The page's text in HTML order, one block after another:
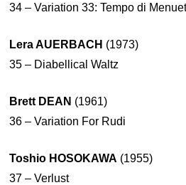
34 – Variation 33: Tempo di
Lera AUERBACH (1973)
35 – Diabellical Waltz
Brett DEAN (1961)
36 – Variation For Rudi
Toshio HOSOKAWA (1955)
37 – Verlust